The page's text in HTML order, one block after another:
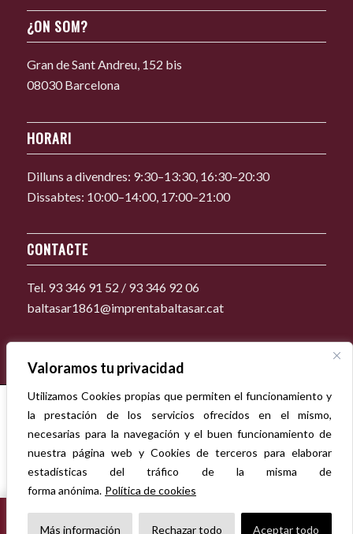
Valoramos tu privacidad
Utilizamos Cookies propias que permiten el funcionamiento y
la prestación de los servicios ofrecidos en el mismo,
necesarias para la navegación y el buen funcionamiento de
nuestra página web y Cookies de terceros para elaborar
estadísticas del tráfico de la misma de
forma anónima. Política de cookies
Más información Rechazar todo Aceptar todo
¿ON SOM?
Gran de Sant Andreu, 152 bis
08030 Barcelona
HORARI
Dilluns a divendres: 9:30–13:30, 16:30–20:30
Dissabtes: 10:00–14:00, 17:00–21:00
CONTACTE
Tel. 93 346 91 52 / 93 346 92 06
baltasar1861@imprentabaltasar.cat
TANCAT PER VACANCES
De l’1 al 16 d’agost, ambdós inclosos. Tots els encàrrecs rebuts